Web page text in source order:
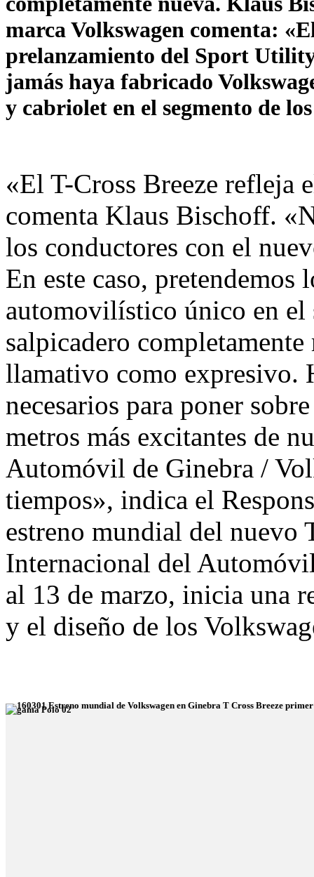
marca Volkswagen comenta:
prelanzamiento del Sport
jamás haya fabricado
y cabriolet en el segmento de
«El T-Cross Breeze refleja
comenta Klaus Bischoff.
los conductores con el
En este caso,
automovilístico único en el
salpicadero
llamativo como expresivo.
necesarios para poner
metros más excitantes de
Automóvil de Ginebra /
tiempos», indica el
estreno mundial del nuevo
Internacional del
al 13 de marzo, inicia una
y el diseño de los